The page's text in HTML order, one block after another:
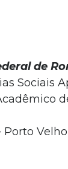
de
Sociais
Porto